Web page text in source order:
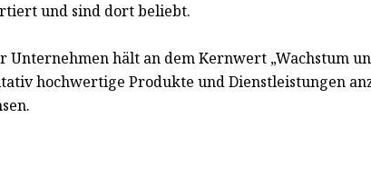
und sind dort beliebt.
Unternehmen hält an dem Kernwert „Wachstum
hochwertige Produkte und Dienstleistungen